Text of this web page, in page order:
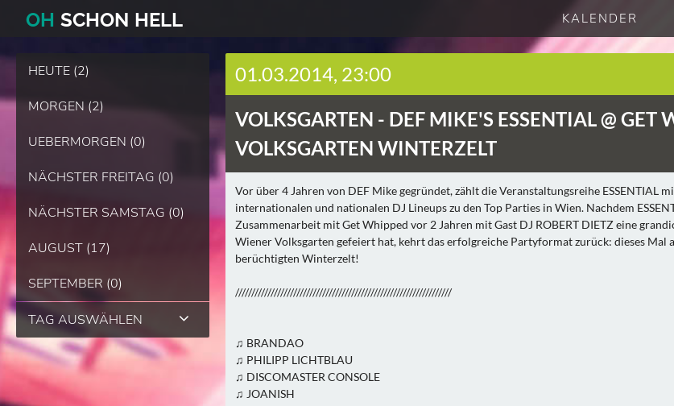
OH SCHON HELL KALENDER
HEUTE (2)
MORGEN (2)
UEBERMORGEN (0)
NÄCHSTER FREITAG (0)
NÄCHSTER SAMSTAG (0)
AUGUST (17)
SEPTEMBER (0)
TAG AUSWÄHLEN
01.03.2014, 23:00
VOLKSGARTEN - DEF MIKE'S ESSENTIAL @ GET
VOLKSGARTEN WINTERZELT
Vor über 4 Jahren von DEF Mike gegründet, zählt die Veranstaltungsreihe ESSENTIAL
internationalen und nationalen DJ Lineups zu den Top Parties in Wien. Nachdem
Zusammenarbeit mit Get Whipped vor 2 Jahren mit Gast DJ ROBERT DIETZ eine
Wiener Volksgarten gefeiert hat, kehrt das erfolgreiche Partyformat zurück: dieses Mal
berüchtigten Winterzelt!
///////////////////////////////////////////////////////////////////
♫ BRANDAO
♫ PHILIPP LICHTBLAU
♫ DISCOMASTER CONSOLE
♫ JOANISH